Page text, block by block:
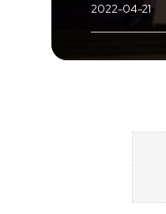
2022-04-21